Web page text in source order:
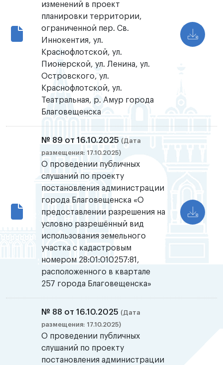
изменений в проект
планировки территории,
ограниченной пер. Св.
Иннокентия, ул.
Краснофлотской, ул.
Пионерской, ул. Ленина, ул.
Островского, ул.
Краснофлотской, ул.
Театральная, р. Амур города
Благовещенска
№ 89 от 16.10.2025 (Дата
размещения: 17.10.2025)
О проведении публичных
слушаний по проекту
постановления администрации
города Благовещенска «О
предоставлении разрешения на
условно разрешённый вид
использования земельного
участка с кадастровым
номером 28:01:010257:81,
расположенного в квартале
257 города Благовещенска»
№ 88 от 16.10.2025 (Дата
размещения: 17.10.2025)
О проведении публичных
слушаний по проекту
постановления администрации